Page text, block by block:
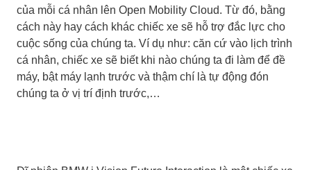
của mỗi cá nhân lên Open Mobility Cloud. Từ đó, bằng
cách này hay cách khác chiếc xe sẽ hỗ trợ đắc lực cho
cuộc sống của chúng ta. Ví dụ như: căn cứ vào lịch trình
cá nhân, chiếc xe sẽ biết khi nào chúng ta đi làm để đề
máy, bật máy lạnh trước và thậm chí là tự động đón
chúng ta ở vị trí định trước,…